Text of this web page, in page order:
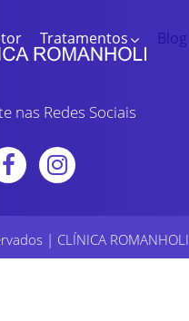
Tratamentos Blog
nas Redes Sociais
| CLÍNICA ROMANHOLI